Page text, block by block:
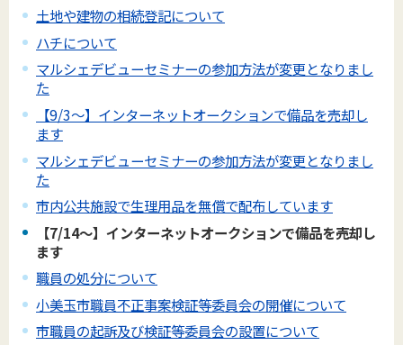
土地や建物の相続登記について
ハチについて
マルシェデビューセミナーの参加方法が変更となりまし
た
【9/3～】インターネットオークションで備品を売却し
ます
マルシェデビューセミナーの参加方法が変更となりまし
た
市内公共施設で生理用品を無償で配布しています
【7/14～】インターネットオークションで備品を売却し
ます
職員の処分について
小美玉市職員不正事案検証等委員会の開催について
市職員の起訴及び検証等委員会の設置について